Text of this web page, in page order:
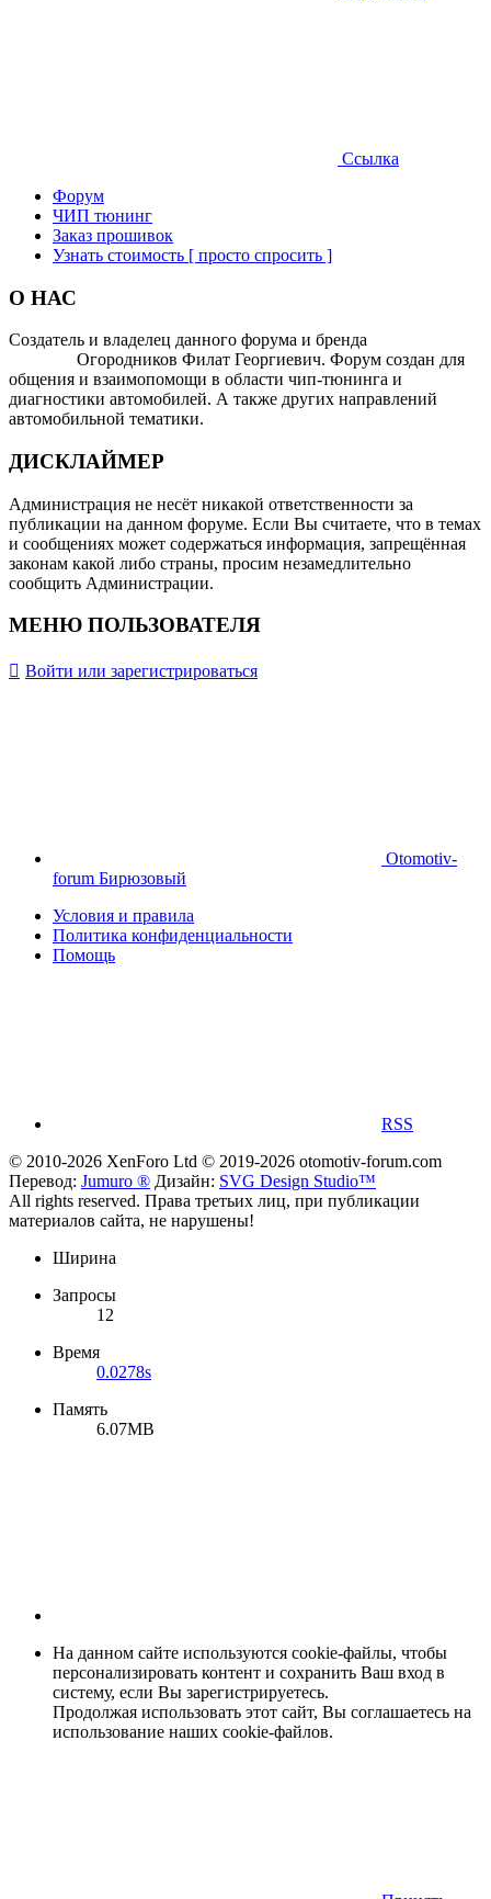
Ссылка
Форум
ЧИП тюнинг
Заказ прошивок
Узнать стоимость [ просто спросить ]
О НАС
Создатель и владелец данного форума и бренда
Огородников Филат Георгиевич. Форум создан для
общения и взаимопомощи в области чип-тюнинга и
диагностики автомобилей. А также других направлений
автомобильной тематики.
ДИСКЛАЙМЕР
Администрация не несёт никакой ответственности за
публикации на данном форуме. Если Вы считаете, что в темах
и сообщениях может содержаться информация, запрещённая
законам какой либо страны, просим незамедлительно
сообщить Администрации.
МЕНЮ ПОЛЬЗОВАТЕЛЯ
Войти или зарегистрироваться
Otomotiv-
forum Бирюзовый
Условия и правила
Политика конфиденциальности
Помощь
RSS
© 2010-2026 XenForo Ltd © 2019-2026 otomotiv-forum.com
Перевод: Jumuro ® Дизайн: SVG Design Studio™
All rights reserved. Права третьих лиц, при публикации
материалов сайта, не нарушены!
Ширина
Запросы
12
Время
0.0278s
Память
6.07MB
На данном сайте используются cookie-файлы, чтобы
персонализировать контент и сохранить Ваш вход в
систему, если Вы зарегистрируетесь.
Продолжая использовать этот сайт, Вы соглашаетесь на
использование наших cookie-файлов.